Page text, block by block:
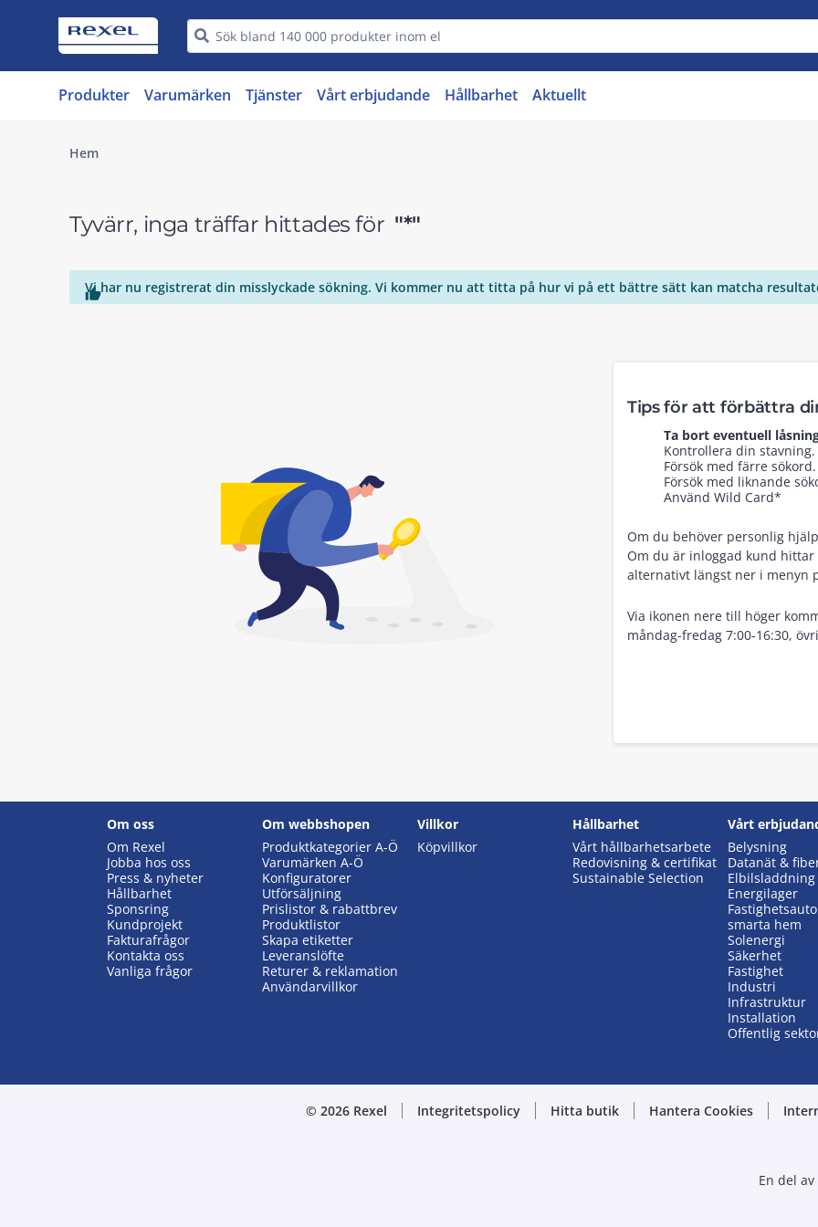
Produkter Varumärken Tjänster Vårt erbjudande Hållbarhet Aktuellt
Hem
Tyvärr, inga träffar hittades för "*"

Vi har nu registrerat din misslyckade sökning. Vi kommer nu att titta på hur vi på ett bättre sätt kan matcha
Tips för att förbättra
Ta bort eventuell
Kontrollera din stavning.
Försök med färre sökord.
Försök med liknande
Använd Wild Card*
Om du behöver personlig
Om du är inloggad kund
alternativt längst ner i menyn
Via ikonen nere till höger
måndag-fredag 7:00-16:30,
Om oss
Om Rexel
Jobba hos oss
Press & nyheter
Hållbarhet
Sponsring
Kundprojekt
Fakturafrågor
Kontakta oss
Vanliga frågor
Om webbshopen
Produktkategorier A-Ö
Varumärken A-Ö
Konfiguratorer
Utförsäljning
Prislistor & rabattbrev
Produktlistor
Skapa etiketter
Leveranslöfte
Returer & reklamation
Användarvillkor
Villkor
Köpvillkor
Hållbarhet
Vårt hållbarhetsarbete
Redovisning & certifikat
Sustainable Selection
Vårt
Belysning
Datanät &
Elbilsladdning
Energilager
smarta hem
Solenergi
Säkerhet
Fastighet
Industri
Infrastruktur
Installation
Offentlig
© 2026 Rexel Integritetspolicy Hitta butik Hantera Cookies
En del